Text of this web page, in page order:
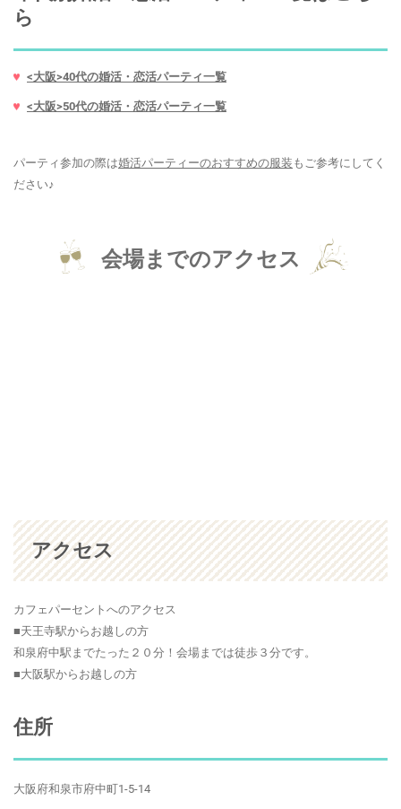
ら
<大阪>40代の婚活・恋活パーティ一覧
<大阪>50代の婚活・恋活パーティ一覧
パーティ参加の際は婚活パーティーのおすすめの服装 もご参考にしてく
ださい♪
会場までのアクセス
アクセス
カフェパーセントへのアクセス
■天王寺駅からお越しの方
和泉府中駅までたった２０分！会場までは徒歩３分です。
■大阪駅からお越しの方
住所
大阪府和泉市府中町1-5-14